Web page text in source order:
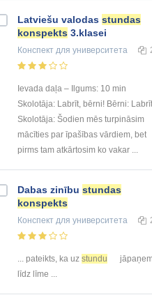
Latviešu valodas stundas
konspekts 3.klasei
Конспект для университета
Ievada daļa – Ilgums: 10 min
Skolotāja: Labrīt, bērni! Bērni:
Skolotāja: Šodien mēs turpināsim
mācīties par īpašības vārdiem, bet
pirms tam atkārtosim ko vakar ...
Dabas zinību stundas
konspekts
Конспект для университета
... pateikts, ka uz stundu
līdz līme ...